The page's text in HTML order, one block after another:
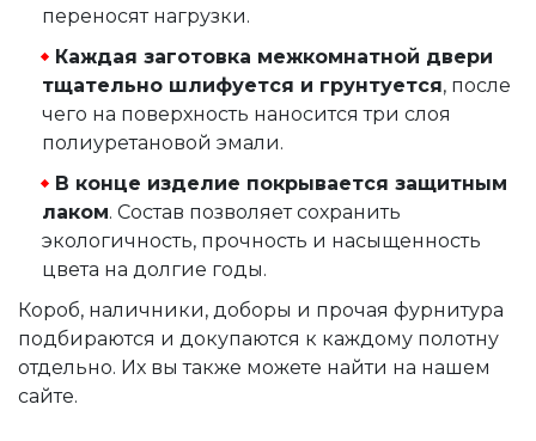
переносят нагрузки.
Каждая заготовка межкомнатной двери
тщательно шлифуется и грунтуется, после
чего на поверхность наносится три слоя
полиуретановой эмали.
В конце изделие покрывается защитным
лаком. Состав позволяет сохранить
экологичность, прочность и насыщенность
цвета на долгие годы.
Короб, наличники, доборы и прочая фурнитура
подбираются и докупаются к каждому полотну
отдельно. Их вы также можете найти на нашем
сайте.